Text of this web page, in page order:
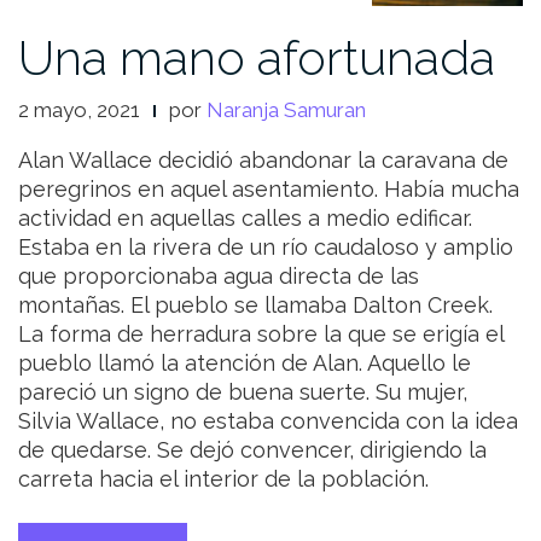
Una mano afortunada
2 mayo, 2021 por Naranja Samuran
Alan Wallace decidió abandonar la caravana de
peregrinos en aquel asentamiento. Había mucha
actividad en aquellas calles a medio edificar.
Estaba en la rivera de un río caudaloso y amplio
que proporcionaba agua directa de las
montañas. El pueblo se llamaba Dalton Creek.
La forma de herradura sobre la que se erigía el
pueblo llamó la atención de Alan. Aquello le
pareció un signo de buena suerte. Su mujer,
Silvia Wallace, no estaba convencida con la idea
de quedarse. Se dejó convencer, dirigiendo la
carreta hacia el interior de la población.